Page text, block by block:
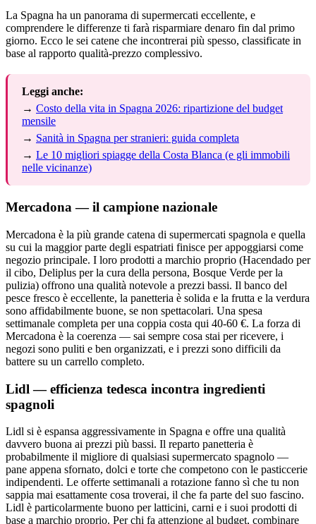
La Spagna ha un panorama di supermercati eccellente, e
comprendere le differenze ti farà risparmiare denaro fin dal primo
giorno. Ecco le sei catene che incontrerai più spesso, classificate in
base al rapporto qualità-prezzo complessivo.
Leggi anche:
→ Costo della vita in Spagna 2026: ripartizione del budget
mensile
→ Sanità in Spagna per stranieri: guida completa
→ Le 10 migliori spiagge della Costa Blanca (e gli immobili
nelle vicinanze)
Mercadona — il campione nazionale
Mercadona è la più grande catena di supermercati spagnola e quella
su cui la maggior parte degli espatriati finisce per appoggiarsi come
negozio principale. I loro prodotti a marchio proprio (Hacendado per
il cibo, Deliplus per la cura della persona, Bosque Verde per la
pulizia) offrono una qualità notevole a prezzi bassi. Il banco del
pesce fresco è eccellente, la panetteria è solida e la frutta e la verdura
sono affidabilmente buone, se non spettacolari. Una spesa
settimanale completa per una coppia costa qui 40-60 €. La forza di
Mercadona è la coerenza — sai sempre cosa stai per ricevere, i
negozi sono puliti e ben organizzati, e i prezzi sono difficili da
battere su un carrello completo.
Lidl — efficienza tedesca incontra ingredienti
spagnoli
Lidl si è espansa aggressivamente in Spagna e offre una qualità
davvero buona ai prezzi più bassi. Il reparto panetteria è
probabilmente il migliore di qualsiasi supermercato spagnolo —
pane appena sfornato, dolci e torte che competono con le pasticcerie
indipendenti. Le offerte settimanali a rotazione fanno sì che tu non
sappia mai esattamente cosa troverai, il che fa parte del suo fascino.
Lidl è particolarmente buono per latticini, carni e i suoi prodotti di
base a marchio proprio. Per chi fa attenzione al budget, combinare